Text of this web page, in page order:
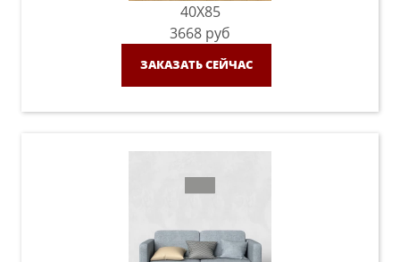
40X85
3668 руб
ЗАКАЗАТЬ СЕЙЧАС